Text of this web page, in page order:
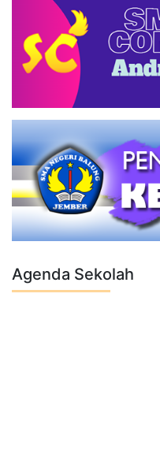
Agenda Sekolah